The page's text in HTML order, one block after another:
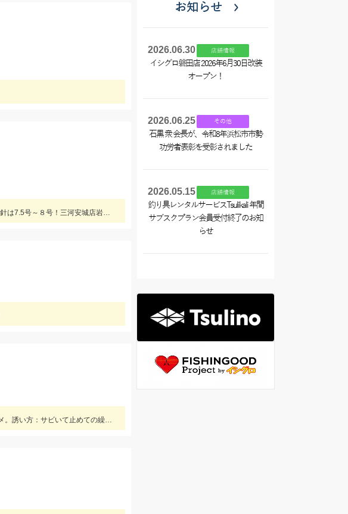
益田川の鮎は依然好調！このサイズになるといろいろトラブルが出るので仕掛けは太めがおすすめです！針は7.5号～８号！三河安城店岩崎釣行
【ちょい投げ釣りオススメ】仕掛：投げ釣り仕掛7号2本針。天秤：7号。エサ：石ゴカイorゴールドイソメ。誘い方：サビいて止めての繰り返し。
お知らせ
2026.06.30 店舗情報
イシグロ磐田店 2026年6月30日改装
オープン！
2026.06.25 その他
石黒 衆 会長が、令和8年浜松市市勢
功労者表彰を受彰されました
2026.05.15 店舗情報
釣り具レンタルサービスTsulikali 年間
サブスクプラン会員受付終了のお知
らせ